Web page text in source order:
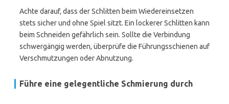
Achte darauf, dass der Schlitten beim Wiedereinsetzen
stets sicher und ohne Spiel sitzt. Ein lockerer Schlitten kann
beim Schneiden gefährlich sein. Sollte die Verbindung
schwergängig werden, überprüfe die Führungsschienen auf
Verschmutzungen oder Abnutzung.
Führe eine gelegentliche Schmierung durch